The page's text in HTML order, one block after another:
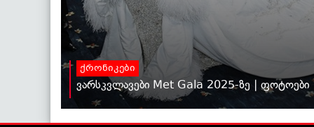
ქრონიკები
ვარსკვლავები Met Gala 2025-ზე | ფოტოები